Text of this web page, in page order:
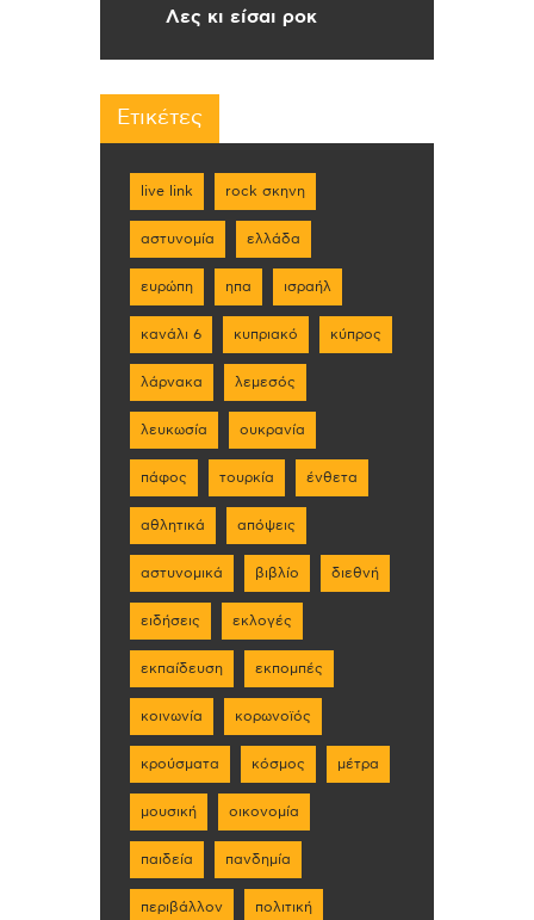
Λες κι είσαι ροκ
Ετικέτες
live link rock σκηνη
αστυνομία ελλάδα
ευρώπη ηπα ισραήλ
κανάλι 6 κυπριακό κύπρος
λάρνακα λεμεσός
λευκωσία ουκρανία
πάφος τουρκία ένθετα
αθλητικά απόψεις
αστυνομικά βιβλίο διεθνή
ειδήσεις εκλογές
εκπαίδευση εκπομπές
κοινωνία κορωνοϊός
κρούσματα κόσμος μέτρα
μουσική οικονομία
παιδεία πανδημία
περιβάλλον πολιτική